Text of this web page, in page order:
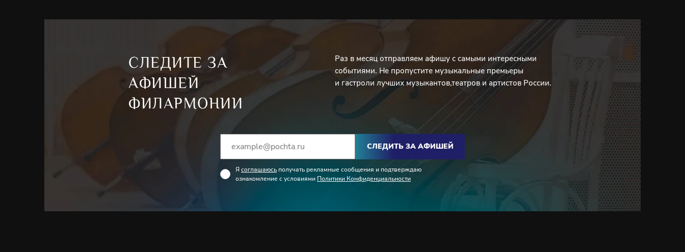
СЛЕДИТЕ ЗА
АФИШЕЙ
ФИЛАРМОНИИ
Раз в месяц отправляем афишу с самыми интересными
событиями. Не пропустите музыкальные премьеры
и гастроли лучших музыкантов,театров и артистов России.
СЛЕДИТЬ ЗА АФИШЕЙ
Я соглашаюсь получать рекламные сообщения и подтверждаю
ознакомление с условиями Политики Конфиденциальности